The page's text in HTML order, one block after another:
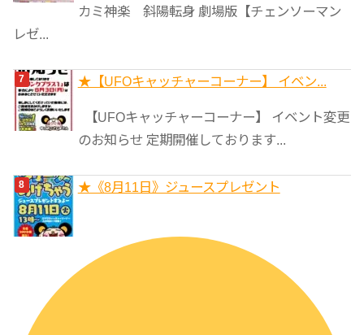
カミ神楽 斜陽転身 劇場版【チェンソーマン
レゼ...
★【UFOキャッチャーコーナー】 イベン...
【UFOキャッチャーコーナー】 イベント変更
のお知らせ 定期開催しております...
★《8月11日》ジュースプレゼント